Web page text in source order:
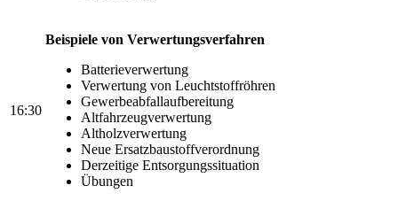
16:30
Beispiele von Verwertungsverfahren
Batterieverwertung
Verwertung von Leuchtstoffröhren
Gewerbeabfallaufbereitung
Altfahrzeugverwertung
Altholzverwertung
Neue Ersatzbaustoffverordnung
Derzeitige Entsorgungssituation
Übungen